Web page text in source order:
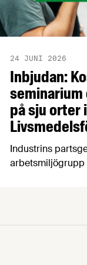
Inbjudan:
på sju orter
24 JUNI 2026
Industrins
arbetsmiljögrupp